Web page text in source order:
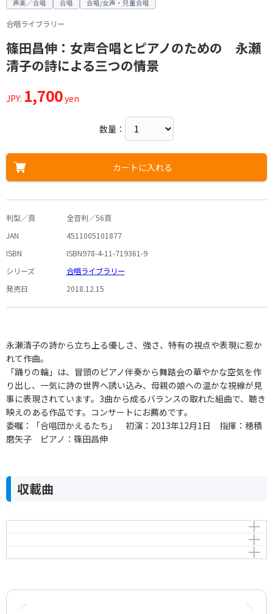
声楽／合唱 合唱 合唱/女声・児童合唱
合唱ライブラリー
篠田昌伸：女声合唱とピアノのための 永瀬
清子の詩による三つの情景
JPY: 1,700yen
数量：
カートに入れる
判型／頁
全音判／56頁
JAN
4511005101877
ISBN
ISBN978-4-11-719361-9
シリーズ
合唱ライブラリー
発売日
2018.12.15
永瀬清子の詩から立ち上る優しさ、強さ、特有の視点や表現に惹か
れて作曲。
「踊りの輪」は、冒頭のピアノ伴奏から舞踏会の華やかな空気を作
り出し、一気に詩の世界へ誘い込み、母親の娘への温かな視線が見
事に表現されています。3曲から成るバランスの取れた組曲で、聴き
映えのある作品です。コンサートにお薦めです。
委嘱：「合唱団かえるたち」 初演：2013年12月1日 指揮：穂積
磨矢子 ピアノ：篠田昌伸
収載曲
Ⅰ．踊りの輪
作曲者：篠田昌伸
Shinoda，Masanobu
Ⅱ．降りつむ
作曲者：篠田昌伸
作詞者：永瀬清子
Ⅲ．美しい国